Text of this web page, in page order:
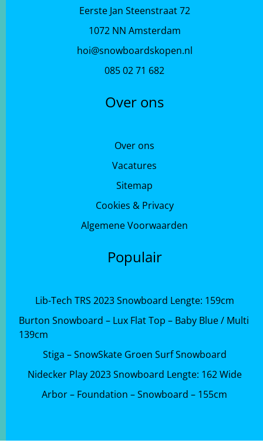
Eerste Jan Steenstraat 72
1072 NN Amsterdam
hoi@snowboardskopen.nl
085 02 71 682
Over ons
Over ons
Vacatures
Sitemap
Cookies & Privacy
Algemene Voorwaarden
Populair
Lib-Tech TRS 2023 Snowboard Lengte: 159cm
Burton Snowboard – Lux Flat Top – Baby Blue / Multi
139cm
Stiga – SnowSkate Groen Surf Snowboard
Nidecker Play 2023 Snowboard Lengte: 162 Wide
Arbor – Foundation – Snowboard – 155cm